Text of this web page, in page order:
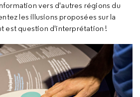
vers d'autres régions du
les illusions proposées sur la
est question d'interprétation !